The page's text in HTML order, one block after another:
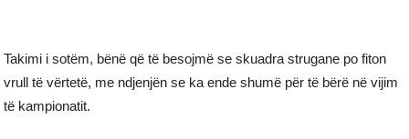
Takimi i sotëm, bënë që të besojmë se skuadra strugane po fiton
vrull të vërtetë, me ndjenjën se ka ende shumë për të bërë në vijim
të kampionatit.